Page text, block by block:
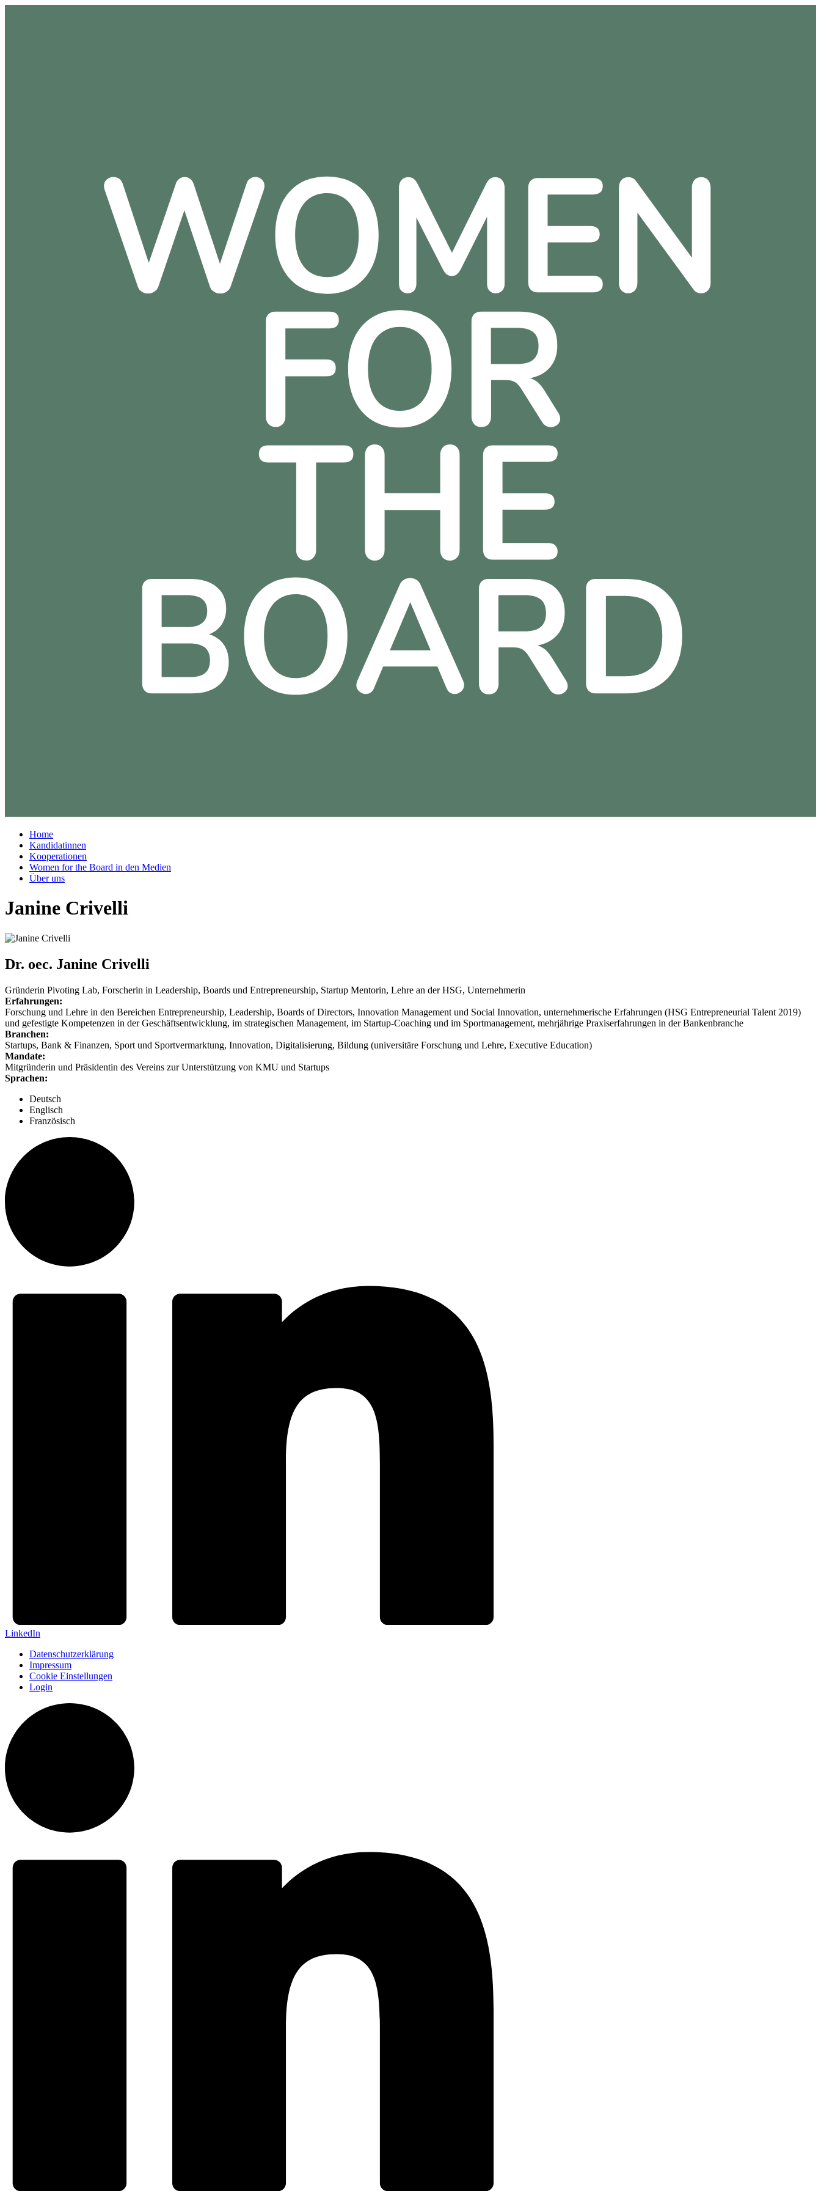
Home
Kandidatinnen
Kooperationen
Women for the Board in den Medien
Über uns
Janine Crivelli
Dr. oec. Janine Crivelli
Gründerin Pivoting Lab, Forscherin in Leadership, Boards und Entrepreneurship, Startup Mentorin, Lehre an der HSG, Unternehmerin
Erfahrungen:
Forschung und Lehre in den Bereichen Entrepreneurship, Leadership, Boards of Directors, Innovation Management und Social Innovation, unternehmerische Erfahrungen (HSG Entrepreneurial Talent 2019)
und gefestigte Kompetenzen in der Geschäftsentwicklung, im strategischen Management, im Startup-Coaching und im Sportmanagement, mehrjährige Praxiserfahrungen in der Bankenbranche
Branchen:
Startups, Bank & Finanzen, Sport und Sportvermarktung, Innovation, Digitalisierung, Bildung (universitäre Forschung und Lehre, Executive Education)
Mandate:
Mitgründerin und Präsidentin des Vereins zur Unterstützung von KMU und Startups
Sprachen:
Deutsch
Englisch
Französisch
LinkedIn
Datenschutzerklärung
Impressum
Cookie Einstellungen
Login